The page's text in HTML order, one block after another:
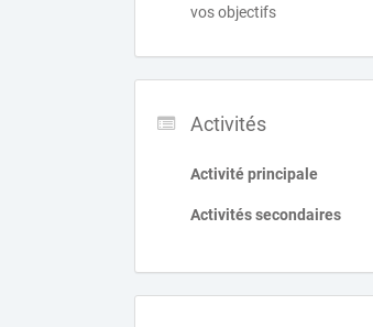
vos objectifs
Activités
Activité principale
Activités secondaires